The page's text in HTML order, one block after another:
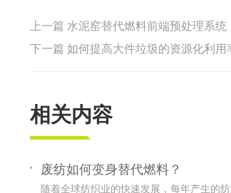
上一篇 水泥窑替代燃料前端预处理系统
下一篇 如何提高大件垃圾的资源化利用
相关内容
废纺如何变身替代燃料？
随着全球纺织业的快速发展，每年产生的